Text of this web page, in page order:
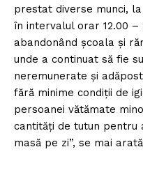
prestat diverse munci,
în intervalul orar 12.00 –
abandonând şcoala şi
unde a continuat să fie
neremunerate şi
fără minime condiţii de
persoanei vătămate
cantităţi de tutun pentru
masă pe zi”, se mai